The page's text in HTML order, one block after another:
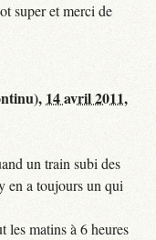
super et merci de
14 avril 2011,
un train subi des
en a toujours un qui
les matins à 6 heures